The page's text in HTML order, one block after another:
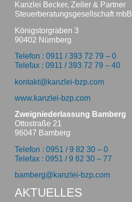
Kanzlei Becker, Zeiler & Partner
Steuerberatungsgesellschaft mbB
Königstorgraben 3
90402 Nürnberg
Telefon : 0911 / 393 72 79 – 0
Telefax : 0911 / 393 72 79 – 40
kontakt@kanzlei-bzp.com
www.kanzlei-bzp.com
Zweigniederlassung Bamberg
Ottostraße 21
96047 Bamberg
Telefon : 0951 / 9 82 30 – 0
Telefax : 0951 / 9 82 30 – 77
bamberg@kanzlei-bzp.com
AKTUELLES